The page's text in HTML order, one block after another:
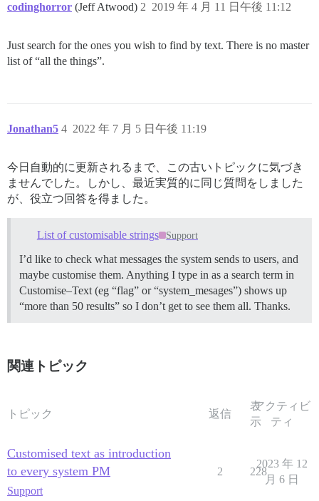
codinghorror (Jeff Atwood) 2019 年 4 月 11 日午後 11:12
2
Just search for the ones you wish to find by text. There is no master
list of “all the things”.
Jonathan5 2022 年 7 月 5 日午後 11:19
4
今日自動的に更新されるまで、この古いトピックに気づき
ませんでした。しかし、最近実質的に同じ質問をしました
が、役立つ回答を得ました。
List of customisable strings Support
I’d like to check what messages the system sends to users, and
maybe customise them. Anything I type in as a search term in
Customise–Text (eg “flag” or “system_mesages”) shows up
“more than 50 results” so I don’t get to see them all. Thanks.
関連トピック
トピック 返信
表
示
アクティビ
ティ
Customised text as introduction
to every system PM
Support
2 228
2023 年 12
月 6 日